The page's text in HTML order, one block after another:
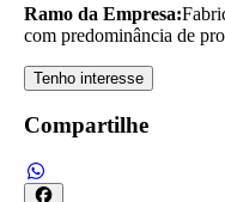
Ramo da Empresa:
com predominância de
Tenho interesse
Compartilhe